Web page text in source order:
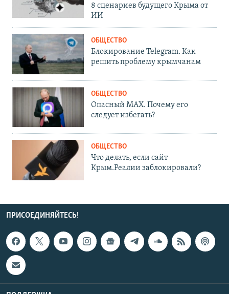
8 сценариев будущего Крыма от
ИИ
ОБЩЕСТВО
Блокирование Telegram. Как
решить проблему крымчанам
ОБЩЕСТВО
Опасный MAX. Почему его
следует избегать?
ОБЩЕСТВО
Что делать, если сайт
Крым.Реалии заблокировали?
ПРИСОЕДИНЯЙТЕСЬ!